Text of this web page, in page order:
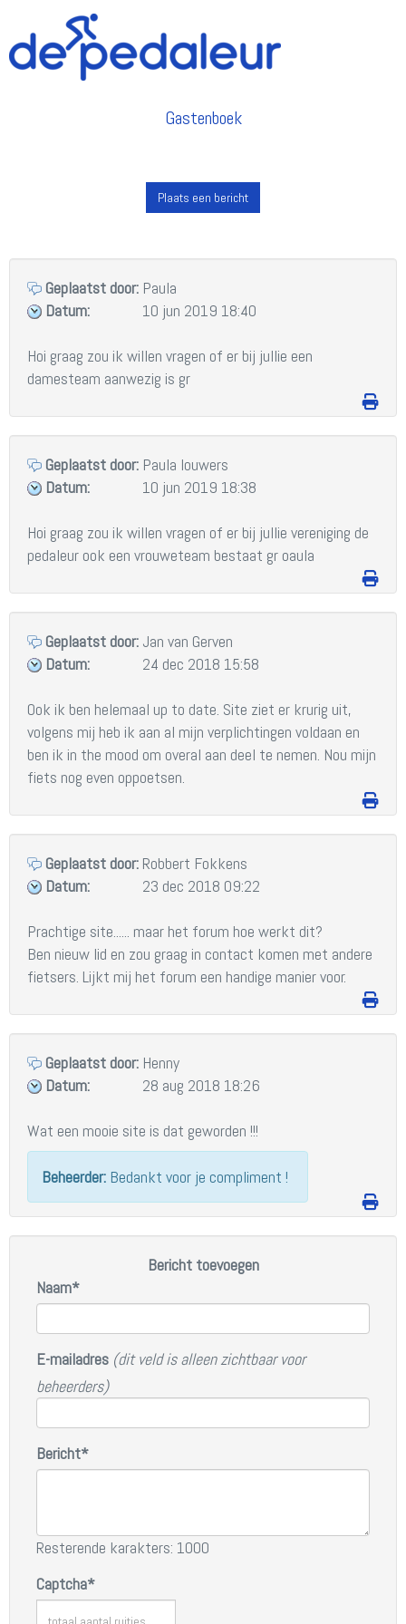
Gastenboek
Plaats een bericht
Geplaatst door: Paula
Datum:
10 jun 2019 18:40
Hoi graag zou ik willen vragen of er bij jullie een
damesteam aanwezig is gr
Geplaatst door: Paula louwers
Datum:
10 jun 2019 18:38
Hoi graag zou ik willen vragen of er bij jullie vereniging de
pedaleur ook een vrouweteam bestaat gr oaula
Geplaatst door: Jan van Gerven
Datum:
24 dec 2018 15:58
Ook ik ben helemaal up to date. Site ziet er krurig uit,
volgens mij heb ik aan al mijn verplichtingen voldaan en
ben ik in the mood om overal aan deel te nemen. Nou mijn
fiets nog even oppoetsen.
Geplaatst door: Robbert Fokkens
Datum:
23 dec 2018 09:22
Prachtige site...... maar het forum hoe werkt dit?
Ben nieuw lid en zou graag in contact komen met andere
fietsers. Lijkt mij het forum een handige manier voor.
Geplaatst door: Henny
Datum:
28 aug 2018 18:26
Wat een mooie site is dat geworden !!!
Beheerder: Bedankt voor je compliment !
Bericht toevoegen
Naam*
E-mailadres (dit veld is alleen zichtbaar voor
beheerders)
Bericht*
Resterende karakters: 1000
Captcha*